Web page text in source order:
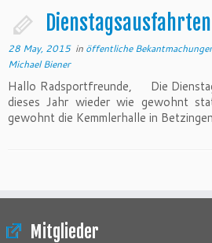
28 May, 2015in öffentliche
Michael Biener
Hallo Radsportfreunde, Die
dieses Jahr wieder wie gewohnt
gewohnt die Kemmlerhalle in
Mitglieder